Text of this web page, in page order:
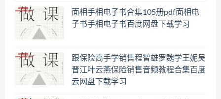
面相手相电子书合集105册pdf面相电
子书手相电子书百度网盘下载学习
跟保险高手学销售程智雄罗魏学王妮吴
晋江叶云燕保险销售音频教程合集百度
云网盘下载学习